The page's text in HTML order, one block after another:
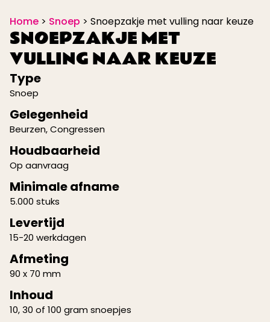
Home > Snoep > Snoepzakje met vulling naar keuze
SNOEPZAKJE MET
VULLING NAAR KEUZE
Type
Snoep
Gelegenheid
Beurzen,Congressen
Houdbaarheid
Op aanvraag
Minimale afname
5.000 stuks
Levertijd
15-20 werkdagen
Afmeting
90 x 70 mm
Inhoud
10, 30 of 100 gram snoepjes